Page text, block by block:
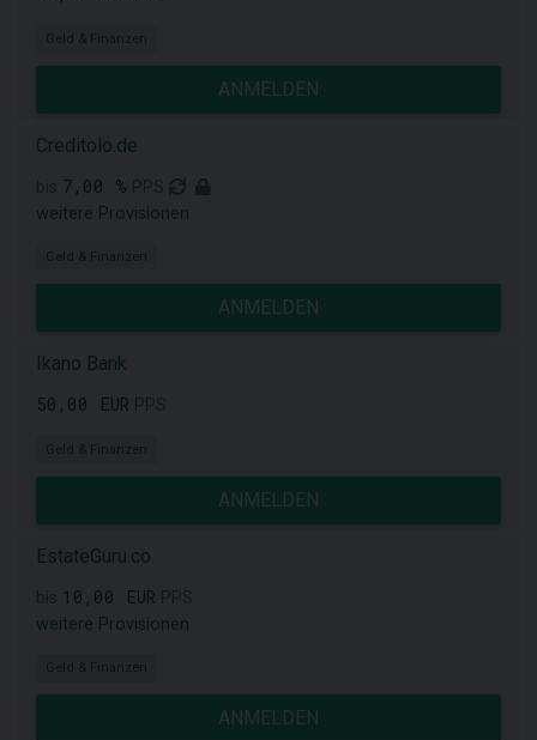
Geld & Finanzen
ANMELDEN
Creditolo.de
7,00 %
weitere Provisionen
Geld & Finanzen
ANMELDEN
Ikano Bank
50,00 EUR
Geld & Finanzen
ANMELDEN
EstateGuru.co
10,00 EUR
weitere Provisionen
Geld & Finanzen
ANMELDEN